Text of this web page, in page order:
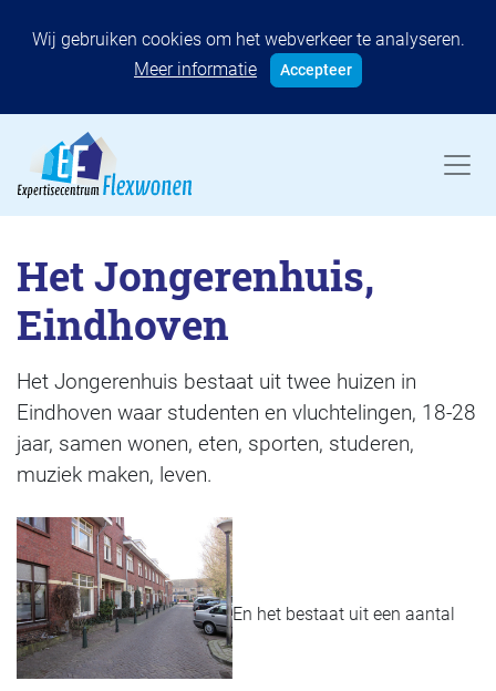
Wij gebruiken cookies om het webverkeer te analyseren.
Meer informatie
Accepteer
Het Jongerenhuis,
Eindhoven
Het Jongerenhuis bestaat uit twee huizen in
Eindhoven waar studenten en vluchtelingen, 18-28
jaar, samen wonen, eten, sporten, studeren,
muziek maken, leven.
En het bestaat uit een aantal